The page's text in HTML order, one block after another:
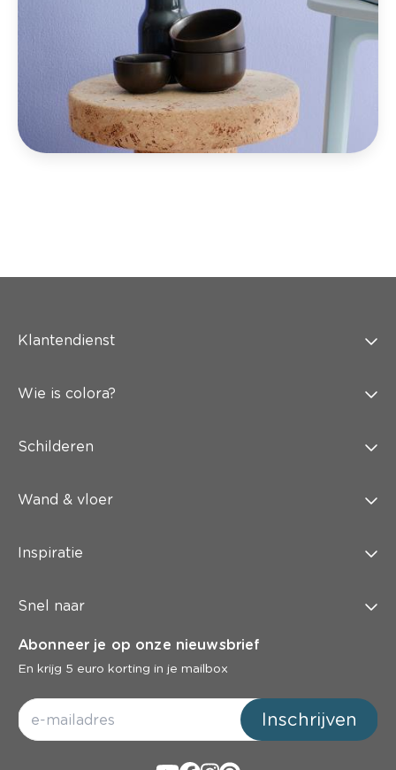
Klantendienst
Wie is colora?
Schilderen
Wand & vloer
Inspiratie
Snel naar
Abonneer je op onze nieuwsbrief
En krijg 5 euro korting in je mailbox
Inschrijven